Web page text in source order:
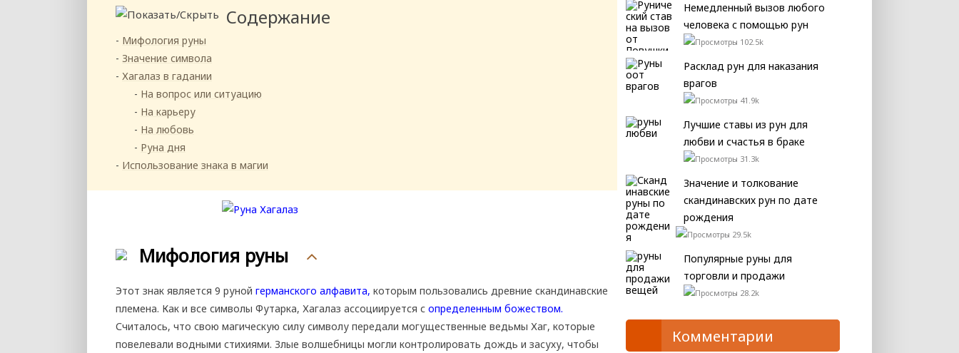
Содержание
Мифология руны
Значение символа
Хагалаз в гадании
На вопрос или ситуацию
На карьеру
На любовь
Руна дня
Использование знака в магии
Мифология руны
Этот знак является 9 руной германского алфавита, которым пользовались древние скандинавские
племена. Как и все символы Футарка, Хагалаз ассоциируется с определенным божеством.
Считалось, что свою магическую силу символу передали могущественные ведьмы Хаг, которые
повелевали водными стихиями. Злые волшебницы могли контролировать дождь и засуху, чтобы
Немедленный вызов любого
человека с помощью рун
102.5k
Расклад рун для наказания
врагов
41.9k
Лучшие ставы из рун для
любви и счастья в браке
31.3k
Значение и толкование
скандинавских рун по дате
рождения
29.5k
Популярные руны для
торговли и продажи
28.2k
Комментарии